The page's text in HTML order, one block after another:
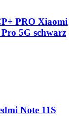
PRO Xiaomi
5G schwarz
Note 11S